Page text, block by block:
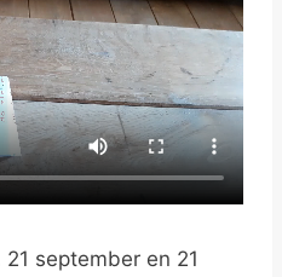
september en 21